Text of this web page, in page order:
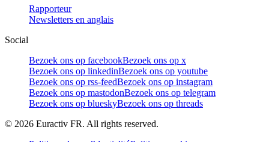
Rapporteur
Newsletters en anglais
Social
Bezoek ons op facebookBezoek ons op x
Bezoek ons op linkedinBezoek ons op youtube
Bezoek ons op rss-feedBezoek ons op instagram
Bezoek ons op mastodonBezoek ons op telegram
Bezoek ons op blueskyBezoek ons op threads
© 2026 Euractiv FR. All rights reserved.